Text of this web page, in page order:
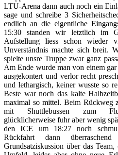
LTU-Arena dann auch noch ein
sage und schreibe 3
endlich an die eigentliche
15:30 standen wir letztlich im
Aufstellung liess schon wieder
Unverständnis machte sich breit.
spielte unsre Truppe zwar ganz
Am Ende wurde man von einem
ausgekontert und verlor recht
und lethargisch, keiner wusste so
Beste war noch das kalte
maximal so mittel. Beim Rückweg
mit Shuttlebussen zum
glücklicherweise fuhr aber wenig
den ICE um 18:27 noch
Rückfahrt dann
Grundsatziskussion über das